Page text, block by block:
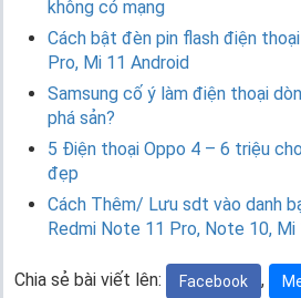
không có mạng
Cách bật đèn pin flash điện
Pro, Mi 11 Android
Samsung cố ý làm điện thoại
phá sản?
5 Điện thoại Oppo 4 – 6 triệu
đẹp
Cách Thêm/ Lưu sdt vào danh
Redmi Note 11 Pro, Note 10, Mi
Chia sẻ bài viết lên: Facebook ,